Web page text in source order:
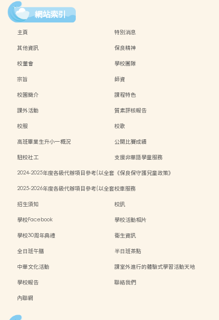
網站索引
主頁
特別消息
其他資訊
保良精神
校董會
學校團隊
宗旨
師資
校園簡介
課程特色
課外活動
質素評核報告
校服
校歌
高班畢業生升小一概況
公開比賽成績
駐校社工
支援非華語學童服務
2024-2025年度各級代辦項目參考(以全套 《保良保守護兒童政策》
2025-2026年度各級代辦項目參考(以全套校車服務
招生須知
校訊
學校Facebook
學校活動相片
學校30周年典禮
衞生資訊
全日班午膳
半日班茶點
中華文化活動
課室外進行的體驗式學習活動天地
學校報告
聯絡我們
內聯網